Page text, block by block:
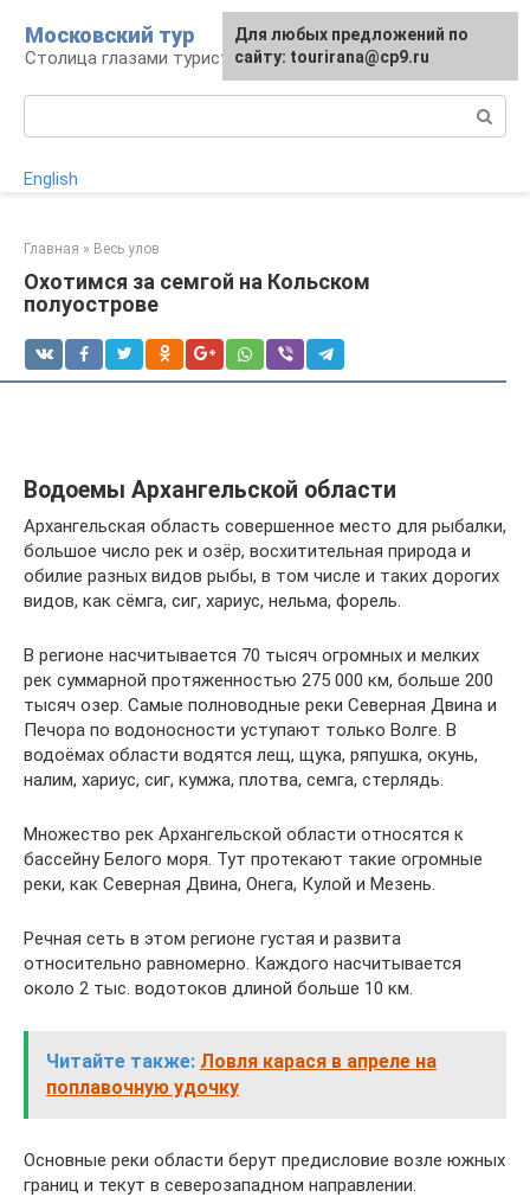
контенту
Московский тур
Столица глазами туриста
English
Главная » Весь улов
Охотимся за семгой на Кольском
полуострове
Водоемы Архангельской области
Архангельская область совершенное место для рыбалки,
большое число рек и озёр, восхитительная природа и
обилие разных видов рыбы, в том числе и таких дорогих
видов, как сёмга, сиг, хариус, нельма, форель.
В регионе насчитывается 70 тысяч огромных и мелких
рек суммарной протяженностью 275 000 км, больше 200
тысяч озер. Самые полноводные реки Северная Двина и
Печора по водоносности уступают только Волге. В
водоёмах области водятся лещ, щука, ряпушка, окунь,
налим, хариус, сиг, кумжа, плотва, семга, стерлядь.
Множество рек Архангельской области относятся к
бассейну Белого моря. Тут протекают такие огромные
реки, как Северная Двина, Онега, Кулой и Мезень.
Речная сеть в этом регионе густая и развита
относительно равномерно. Каждого насчитывается
около 2 тыс. водотоков длиной больше 10 км.
Читайте также: Ловля карася в апреле на
поплавочную удочку
Основные реки области берут предисловие возле южных
границ и текут в северозападном направлении.
Для любых предложений по
сайту: tourirana@cp9.ru